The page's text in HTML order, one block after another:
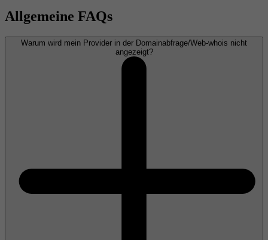
Allgemeine FAQs
Warum wird mein Provider in der Domainabfrage/Web-whois nicht
angezeigt?